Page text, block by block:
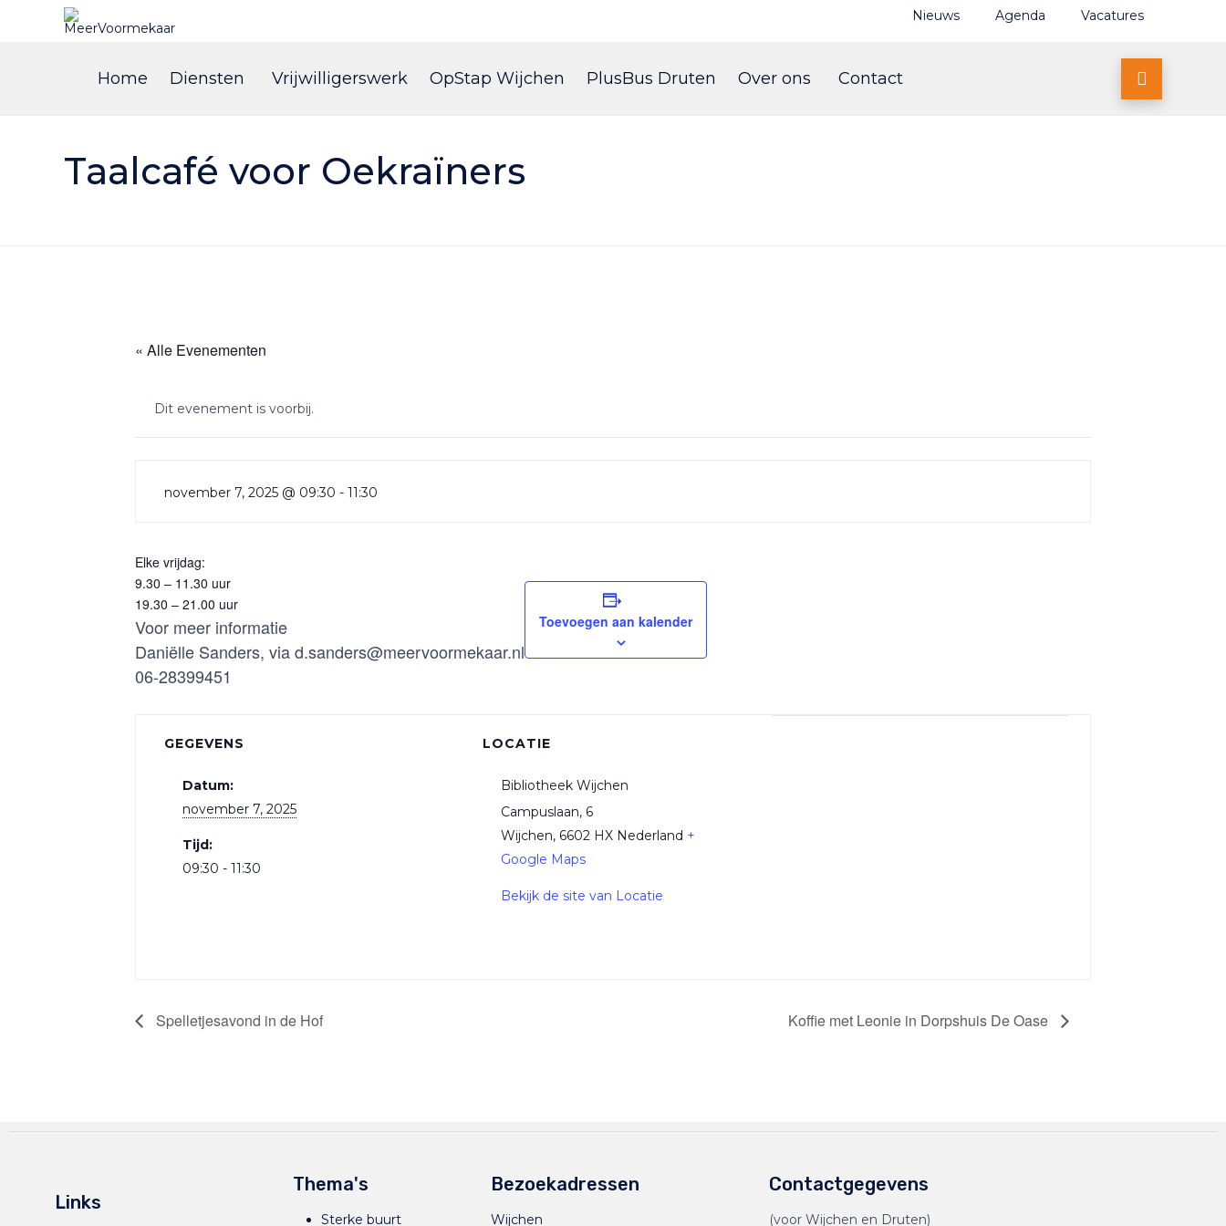
Nieuws Agenda Vacatures
to
Home Diensten Vrijwilligerswerk OpStap Wijchen PlusBus Druten Over ons Contact 
Taalcafé voor Oekraïners
« Alle Evenementen
Dit evenement is voorbij.
november 7, 2025 @ 09:30 -11:30
Elke vrijdag:
9.30 – 11.30 uur
19.30 – 21.00 uur
Voor meer informatie
Daniëlle Sanders, via d.sanders@meervoormekaar.nl
06-28399451
Toevoegen aan kalender
GEGEVENS
Datum:
november 7, 2025
Tijd:
09:30 - 11:30
LOCATIE
Bibliotheek Wijchen
Campuslaan, 6
Wijchen, 6602 HX Nederland +
Google Maps
Bekijk de site van Locatie
Spelletjesavond in de Hof Koffie met Leonie in Dorpshuis De Oase
Links
Thema's
Sterke buurt
Bezoekadressen
Wijchen
Contactgegevens
(voor Wijchen en Druten)